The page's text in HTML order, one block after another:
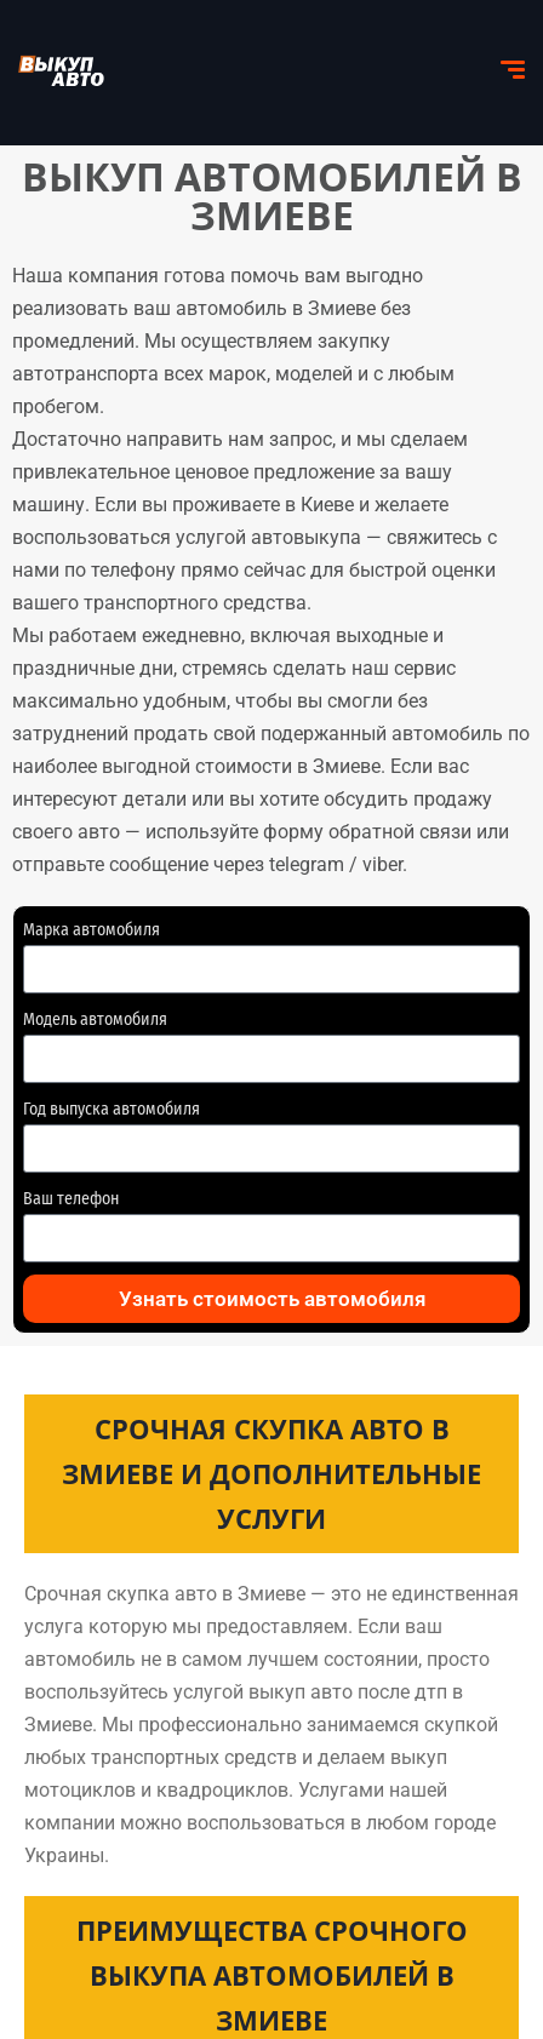
ВЫКУП АВТОМОБИЛЕЙ В
ЗМИЕВЕ
Наша компания готова помочь вам выгодно
реализовать ваш автомобиль в Змиеве без
промедлений. Мы осуществляем закупку
автотранспорта всех марок, моделей и с любым
пробегом.
Достаточно направить нам запрос, и мы сделаем
привлекательное ценовое предложение за вашу
машину. Если вы проживаете в Киеве и желаете
воспользоваться услугой автовыкупа — свяжитесь с
нами по телефону прямо сейчас для быстрой оценки
вашего транспортного средства.
Мы работаем ежедневно, включая выходные и
праздничные дни, стремясь сделать наш сервис
максимально удобным, чтобы вы смогли без
затруднений продать свой подержанный автомобиль по
наиболее выгодной стоимости в Змиеве. Если вас
интересуют детали или вы хотите обсудить продажу
своего авто — используйте форму обратной связи или
отправьте сообщение через telegram / viber.
Марка автомобиля
Модель автомобиля
Год выпуска автомобиля
Ваш телефон
Узнать стоимость автомобиля
СРОЧНАЯ СКУПКА АВТО В
ЗМИЕВЕ И ДОПОЛНИТЕЛЬНЫЕ
УСЛУГИ
Срочная скупка авто в Змиеве — это не единственная
услуга которую мы предоставляем. Если ваш
автомобиль не в самом лучшем состоянии, просто
воспользуйтесь услугой выкуп авто после дтп в
Змиеве. Мы профессионально занимаемся скупкой
любых транспортных средств и делаем выкуп
мотоциклов и квадроциклов. Услугами нашей
компании можно воспользоваться в любом городе
Украины.
ПРЕИМУЩЕСТВА СРОЧНОГО
ВЫКУПА АВТОМОБИЛЕЙ В
ЗМИЕВЕ